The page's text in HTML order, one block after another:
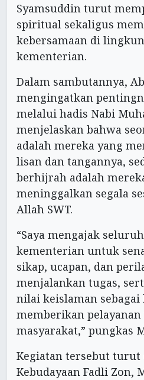
Syamsuddin turut
spiritual sekaligus
kebersamaan di
kementerian.
Dalam sambutannya,
mengingatkan
melalui hadis Nabi
menjelaskan bahwa
adalah mereka yang
lisan dan tangannya,
berhijrah adalah
meninggalkan segala
Allah SWT.
“Saya mengajak
kementerian untuk
sikap, ucapan, dan
menjalankan tugas,
nilai keislaman
memberikan
masyarakat,” pungkas
Kegiatan tersebut
Kebudayaan Fadli Zon,